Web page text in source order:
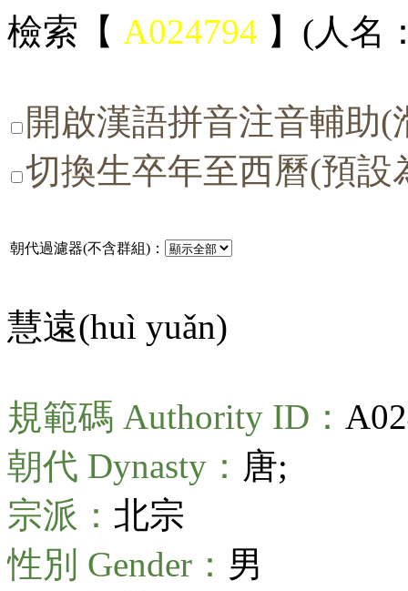
檢索【 A024794 】(人名
開啟漢語拼音注音輔助
切換生卒年至西曆(預設
朝代過濾器(不含群組)：
慧遠(huì yuǎn)
規範碼 Authority ID：
朝代 Dynasty： 唐;
宗派： 北宗
性別 Gender： 男